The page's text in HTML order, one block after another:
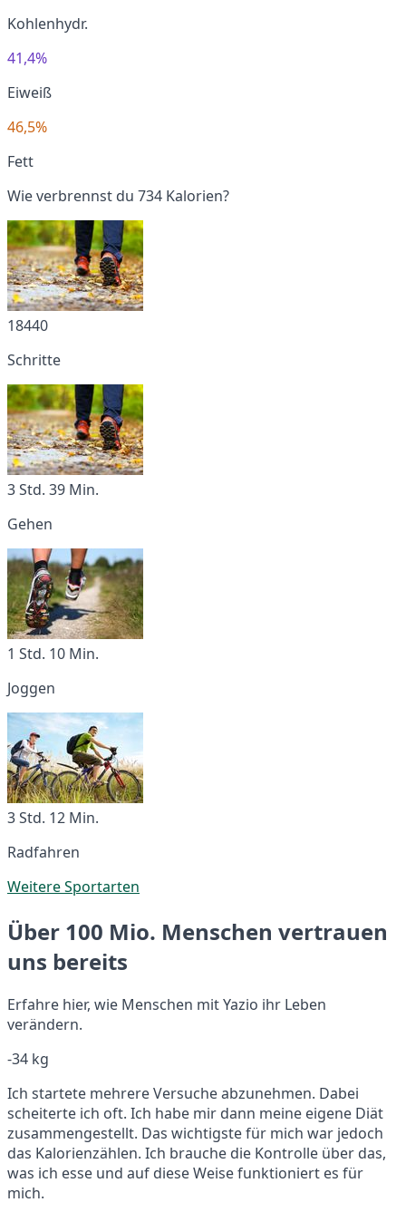
Kohlenhydr.
41,4%
Eiweiß
46,5%
Fett
Wie verbrennst du 734 Kalorien?
18440
Schritte
3 Std. 39 Min.
Gehen
1 Std. 10 Min.
Joggen
3 Std. 12 Min.
Radfahren
Weitere Sportarten
Über 100 Mio. Menschen vertrauen
uns bereits
Erfahre hier, wie Menschen mit Yazio ihr Leben
verändern.
-34 kg
Ich startete mehrere Versuche abzunehmen. Dabei
scheiterte ich oft. Ich habe mir dann meine eigene Diät
zusammengestellt. Das wichtigste für mich war jedoch
das Kalorienzählen. Ich brauche die Kontrolle über das,
was ich esse und auf diese Weise funktioniert es für
mich.